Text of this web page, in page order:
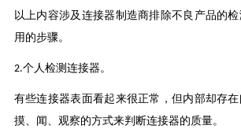
以上内容涉及连接器制造商排除不良产品的
用的步骤。
2.个人检测连接器。
有些连接器表面看起来很正常，但内部却存
摸、闻、观察的方式来判断连接器的质量。